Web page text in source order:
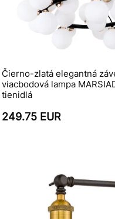
Čierno-zlatá elegantná
viacbodová lampa
tienidlá
249.75 EUR